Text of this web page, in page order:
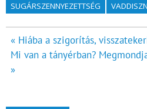
SUGÁRSZENNYEZETTSÉG
Bejegyzés
navigáció
« Hiába a szigorítás,
Mi van a tányérban?
»